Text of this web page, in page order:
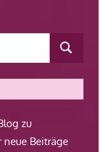
zu
Beiträge